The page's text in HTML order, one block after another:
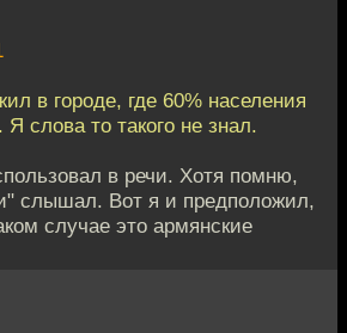
в городе, где 60% населения
слова то такого не знал.
в речи. Хотя помню,
слышал. Вот я и предположил,
случае это армянские